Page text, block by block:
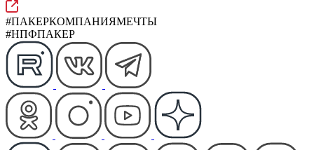
#ПАКЕРКОМПАНИЯМЕЧТЫ
#НПФПАКЕР